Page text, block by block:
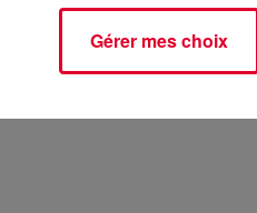
Gérer mes choix